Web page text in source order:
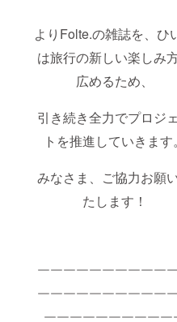
よりFolte.の雑誌を、ひ
は旅行の新しい楽しみ
広めるため、
引き続き全力でプロジ
トを推進していきます。
みなさま、ご協力お願
たします！
￣￣￣￣￣￣￣￣￣￣
￣￣￣￣￣￣￣￣￣￣